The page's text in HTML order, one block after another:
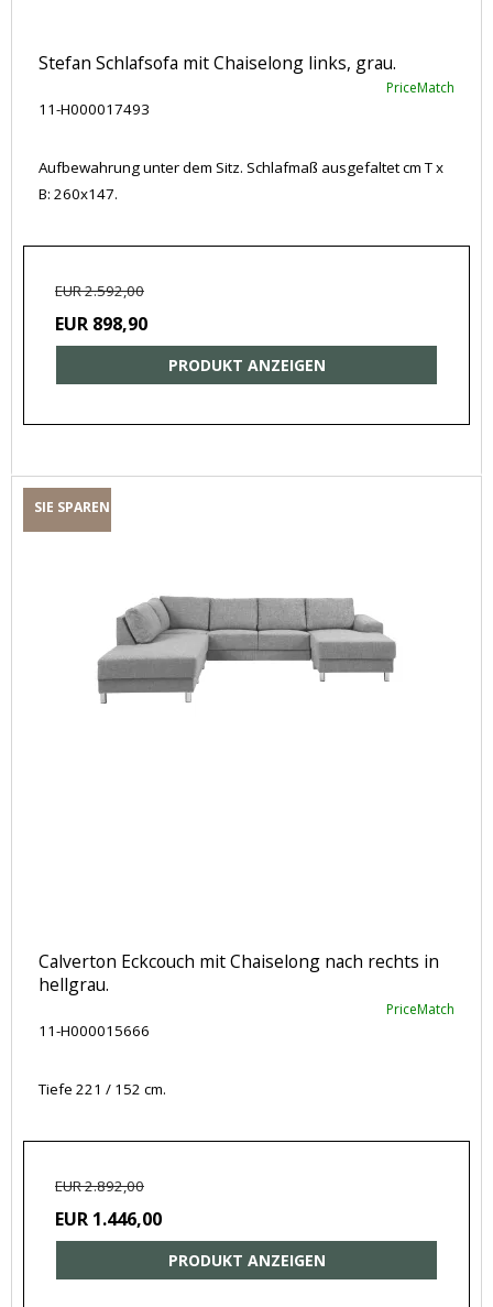
Stefan Schlafsofa mit Chaiselong links, grau.
PriceMatch
11-H000017493
Aufbewahrung unter dem Sitz. Schlafmaß ausgefaltet cm T x
B: 260x147.
EUR 2.592,00
EUR 898,90
PRODUKT ANZEIGEN
SIE SPAREN
Calverton Eckcouch mit Chaiselong nach rechts in
hellgrau.
PriceMatch
11-H000015666
Tiefe 221 / 152 cm.
EUR 2.892,00
EUR 1.446,00
PRODUKT ANZEIGEN